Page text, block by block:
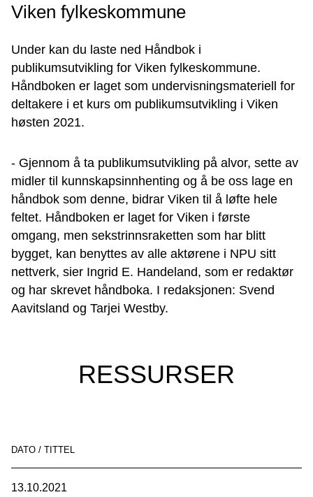
Viken fylkeskommune
Under kan du laste ned Håndbok i
publikumsutvikling for Viken fylkeskommune.
Håndboken er laget som undervisningsmateriell for
deltakere i et kurs om publikumsutvikling i Viken
høsten 2021.
- Gjennom å ta publikumsutvikling på alvor, sette av
midler til kunnskapsinnhenting og å be oss lage en
håndbok som denne, bidrar Viken til å løfte hele
feltet. Håndboken er laget for Viken i første
omgang, men sekstrinnsraketten som har blitt
bygget, kan benyttes av alle aktørene i NPU sitt
nettverk, sier Ingrid E. Handeland, som er redaktør
og har skrevet håndboka. I redaksjonen: Svend
Aavitsland og Tarjei Westby.
RESSURSER
DATO / TITTEL
13.10.2021